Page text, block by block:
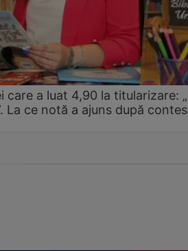
care a luat 4,90 la titularizare:
La ce notă a ajuns după